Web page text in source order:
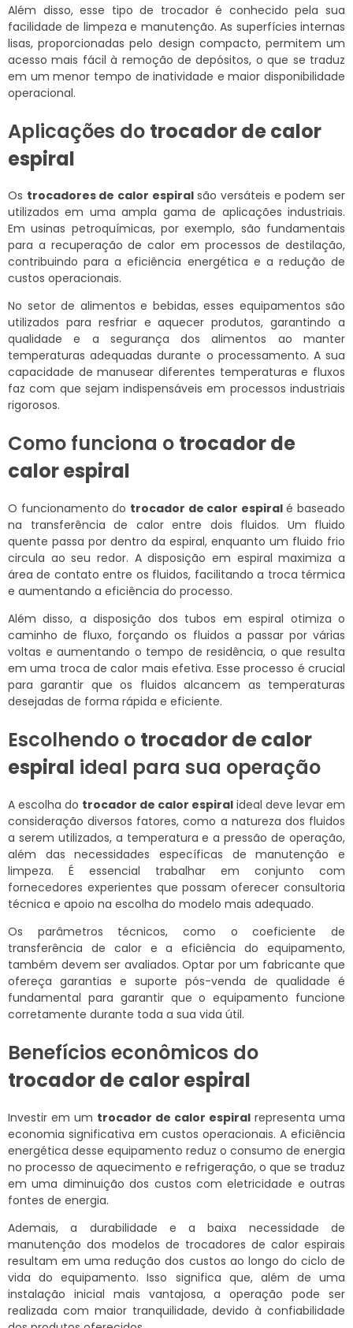
Além disso, esse tipo de trocador é conhecido pela sua
facilidade de limpeza e manutenção. As superfícies internas
lisas, proporcionadas pelo design compacto, permitem um
acesso mais fácil à remoção de depósitos, o que se traduz
em um menor tempo de inatividade e maior disponibilidade
operacional.
Aplicações do trocador de calor
espiral
Os trocadores de calor espiralsão versáteis e podem ser
utilizados em uma ampla gama de aplicações industriais.
Em usinas petroquímicas, por exemplo, são fundamentais
para a recuperação de calor em processos de destilação,
contribuindo para a eficiência energética e a redução de
custos operacionais.
No setor de alimentos e bebidas, esses equipamentos são
utilizados para resfriar e aquecer produtos, garantindo a
qualidade e a segurança dos alimentos ao manter
temperaturas adequadas durante o processamento. A sua
capacidade de manusear diferentes temperaturas e fluxos
faz com que sejam indispensáveis em processos industriais
rigorosos.
Como funciona o trocador de
calor espiral
O funcionamento do trocador de calor espiralé baseado
na transferência de calor entre dois fluidos. Um fluido
quente passa por dentro da espiral, enquanto um fluido frio
circula ao seu redor. A disposição em espiral maximiza a
área de contato entre os fluidos, facilitando a troca térmica
e aumentando a eficiência do processo.
Além disso, a disposição dos tubos em espiral otimiza o
caminho de fluxo, forçando os fluidos a passar por várias
voltas e aumentando o tempo de residência, o que resulta
em uma troca de calor mais efetiva. Esse processo é crucial
para garantir que os fluidos alcancem as temperaturas
desejadas de forma rápida e eficiente.
Escolhendo o trocador de calor
espiral ideal para sua operação
A escolha do trocador de calor espiral ideal deve levar em
consideração diversos fatores, como a natureza dos fluidos
a serem utilizados, a temperatura e a pressão de operação,
além das necessidades específicas de manutenção e
limpeza. É essencial trabalhar em conjunto com
fornecedores experientes que possam oferecer consultoria
técnica e apoio na escolha do modelo mais adequado.
Os parâmetros técnicos, como o coeficiente de
transferência de calor e a eficiência do equipamento,
também devem ser avaliados. Optar por um fabricante que
ofereça garantias e suporte pós-venda de qualidade é
fundamental para garantir que o equipamento funcione
corretamente durante toda a sua vida útil.
Benefícios econômicos do
trocador de calor espiral
Investir em um trocador de calor espiral representa uma
economia significativa em custos operacionais. A eficiência
energética desse equipamento reduz o consumo de energia
no processo de aquecimento e refrigeração, o que se traduz
em uma diminuição dos custos com eletricidade e outras
fontes de energia.
Ademais, a durabilidade e a baixa necessidade de
manutenção dos modelos de trocadores de calor espirais
resultam em uma redução dos custos ao longo do ciclo de
vida do equipamento. Isso significa que, além de uma
instalação inicial mais vantajosa, a operação pode ser
realizada com maior tranquilidade, devido à confiabilidade